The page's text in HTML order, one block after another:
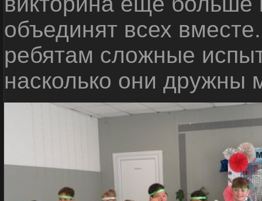
объединят всех
ребятам сложные
насколько они дружны